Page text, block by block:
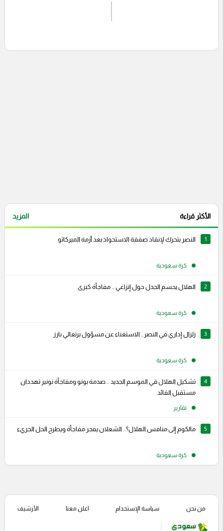
الأكثر قراءة المزيد
1 النصر يتحرك لإنقاذ صفقة الاستحواذ بعد أزمة الميركاتو
كرة سعودية
2 الهلال يحسم الجدل حول إنزاغي .. مفاجأة كبرى
كرة سعودية
3 زلزال إداري في النصر.. الاستغناء عن مسؤول برتغالي بارز
كرة سعودية
4
تشكيل الهلال في الموسم الجديد .. صدمة بونو ومفاجأة نونيز تهددان
مستقبل القائد
تقارير
5 مالكوم إلى منافس الهلال؟.. الشعلان يفجر مفاجأة ويطرح الحل الجريء
كرة سعودية
من نحن سياسة الإستخدام اعلن معنا الأرشيف